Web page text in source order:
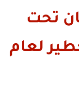
تحت
لعام